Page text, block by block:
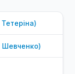
Тетеріна)
Шевченко)